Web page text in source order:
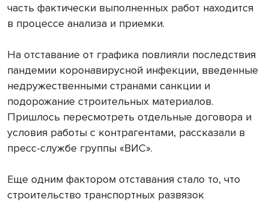
часть фактически выполненных работ находится
в процессе анализа и приемки.
На отставание от графика повлияли последствия
пандемии коронавирусной инфекции, введенные
недружественными странами санкции и
подорожание строительных материалов.
Пришлось пересмотреть отдельные договора и
условия работы с контрагентами, рассказали в
пресс-службе группы «ВИС».
Еще одним фактором отставания стало то, что
строительство транспортных развязок